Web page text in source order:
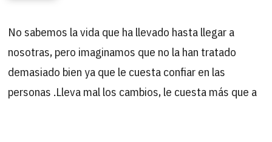
No sabemos la vida que ha llevado hasta llegar a
nosotras, pero imaginamos que no la han tratado
demasiado bien ya que le cuesta confiar en las
personas .Lleva mal los cambios, le cuesta más que a